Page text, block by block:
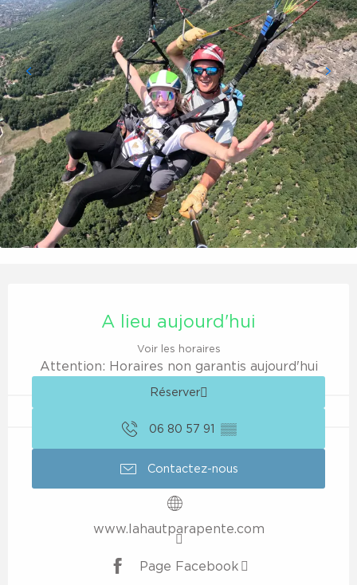
A lieu aujourd'hui
Voir les horaires
Attention: Horaires non garantis aujourd'hui
Réserver
06 80 57 91 ▒▒
Contactez-nous
www.lahautparapente.com
Page Facebook